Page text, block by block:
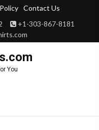
Contact Us
+1-303-867-8181
You